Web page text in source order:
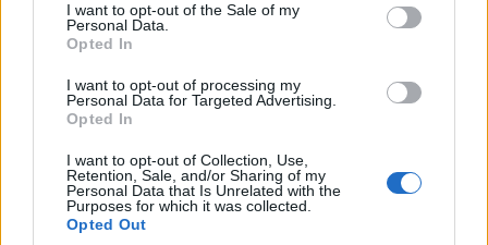
I want to opt-out of the Sale of my
Personal Data.
Opted In
I want to opt-out of processing my
Personal Data for Targeted Advertising.
Opted In
I want to opt-out of Collection, Use,
Retention, Sale, and/or Sharing of my
Personal Data that Is Unrelated with the
Purposes for which it was collected.
Opted Out
Στο πεδίο της αιμοδοσίας, ανακοινώθηκε ότι από
τη νέα χρονιά οι εθελοντικές αιμοδοσίες θα
τη σταθερότερη επάρκεια αίματος και τη συνεχή
κινητοποίηση των πολιτών. Η συνεργασία με τον
Σύλλογο Εθελοντών Αιμοδοτών χαρακτηρίστηκε
καθοριστική για την επιτυχία της προσπάθειας.
Τέλος, επισημάνθηκε ότι η συνεργασία μεταξύ